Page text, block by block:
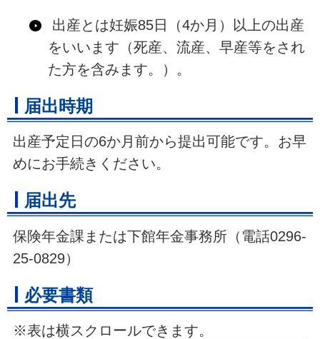
出産とは妊娠85日（4か月）以上の出産
をいいます（死産、流産、早産等をされ
た方を含みます。）。
届出時期
出産予定日の6か月前から提出可能です。お早
めにお手続きください。
届出先
保険年金課または下館年金事務所（電話0296-
25-0829）
必要書類
※表は横スクロールできます。